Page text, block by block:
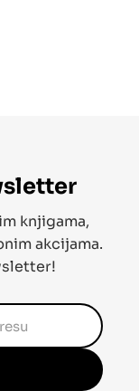
knjigama,
akcijama.